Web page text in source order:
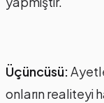
Üçüncüsü:
onların realiteyi